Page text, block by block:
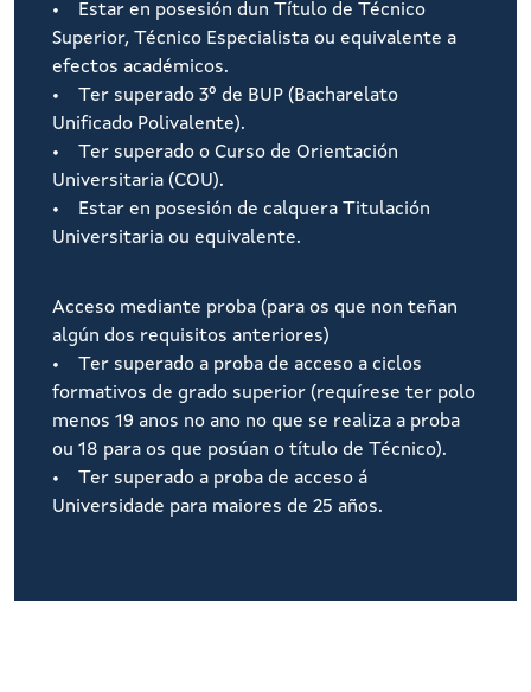
• Estar en posesión dun Título de Técnico
Superior, Técnico Especialista ou equivalente a
efectos académicos.
• Ter superado 3º de BUP (Bacharelato
Unificado Polivalente).
• Ter superado o Curso de Orientación
Universitaria (COU).
• Estar en posesión de calquera Titulación
Universitaria ou equivalente.
Acceso mediante proba (para os que non teñan
algún dos requisitos anteriores)
• Ter superado a proba de acceso a ciclos
formativos de grado superior (requírese ter polo
menos 19 anos no ano no que se realiza a proba
ou 18 para os que posúan o título de Técnico).
• Ter superado a proba de acceso á
Universidade para maiores de 25 años.